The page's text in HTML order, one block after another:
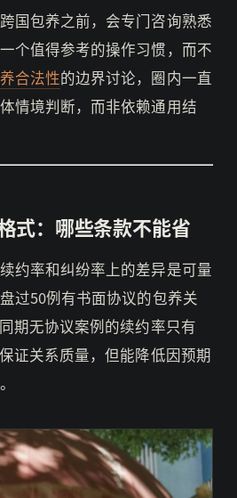
国包养之前，会专门咨询熟悉
个值得参考的操作习惯，而不
合法性的边界讨论，圈内一直
情境判断，而非依赖通用结
式：哪些条款不能省
约率和纠纷率上的差异是可量
过50例有书面协议的包养关
期无协议案例的续约率只有
证关系质量，但能降低因预期